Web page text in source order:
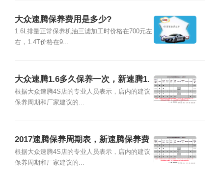
大众速腾保养费用是多少?
1.6L排量正常保养机油三滤加工时价格在700元左
右，1.4T价格在9...
大众速腾1.6多久保养一次，新速腾1.
6保养一次多少钱
根据大众速腾4S店的专业人员表示，店内的建议
保养周期和厂家建议的...
2017速腾保养周期表，新速腾保养费
用价格表
根据大众速腾4S店的专业人员表示，店内的建议
保养周期和厂家建议的...